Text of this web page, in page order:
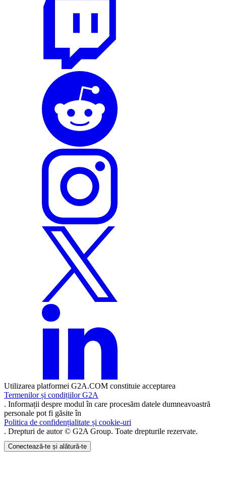
Utilizarea platformei G2A.COM constituie acceptarea
Termenilor și condițiilor G2A
. Informații despre modul în care procesăm datele dumneavoastră
personale pot fi găsite în
Politica de confidențialitate și cookie-uri
. Drepturi de autor © G2A Group. Toate drepturile rezervate.
Conectează-te și alătură-te